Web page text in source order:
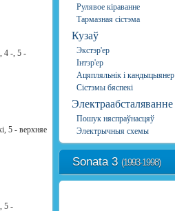
4 -, 5 -
5 - верхняе
5 -
Рулявое кіраванне
Тармазная сістэма
Кузаў
Экстэр'ер
Інтэр'ер
Ацяпляльнік і кандыцыянер
Сістэмы бяспекі
Электраабсталяванне
Пошук няспраўнасцяў
Электрычныя схемы
Sonata 3 (1993-1998)